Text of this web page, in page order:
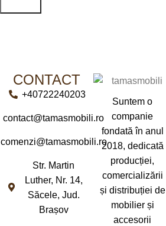
CONTACT
+40722240203
contact@tamasmobili.ro
comenzi@tamasmobili.ro
Str. Martin
Luther, Nr. 14,
Săcele, Jud.
Brașov
Suntem o
companie
fondată în anul
2018, dedicată
producției,
comercializării
și distribuției de
mobilier și
accesorii